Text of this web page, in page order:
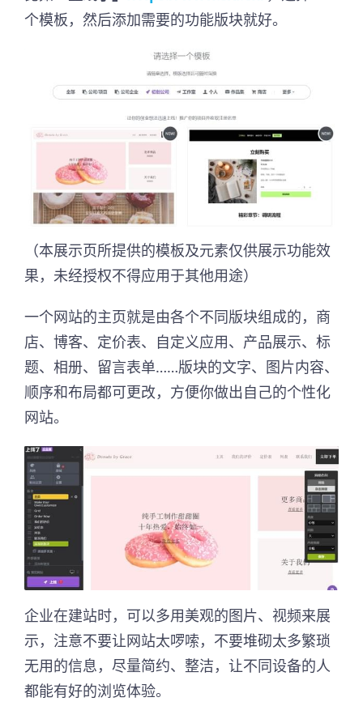
个模板，然后添加需要的功能版块就好。
（本展示页所提供的模板及元素仅供展示功能效
果，未经授权不得应用于其他用途）
一个网站的主页就是由各个不同版块组成的，商
店、博客、定价表、自定义应用、产品展示、标
题、相册、留言表单……版块的文字、图片内容、
顺序和布局都可更改，方便你做出自己的个性化
网站。
企业在建站时，可以多用美观的图片、视频来展
示，注意不要让网站太啰嗦，不要堆砌太多繁琐
无用的信息，尽量简约、整洁，让不同设备的人
都能有好的浏览体验。